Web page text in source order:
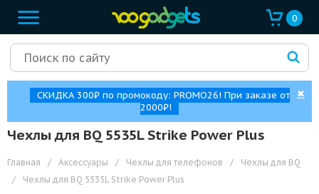
0
СКИДКА 300₽ по промокоду: PROMO26! При заказе от
2000₽!
✖
Чехлы для BQ 5535L Strike Power Plus
Главная / Аксессуары / Чехлы для телефонов /
Чехлы для BQ
/
Чехлы для BQ 5535L Strike Power Plus